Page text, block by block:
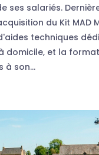
ses salariés.
du Kit MAD
techniques
domicile, et la
à son...